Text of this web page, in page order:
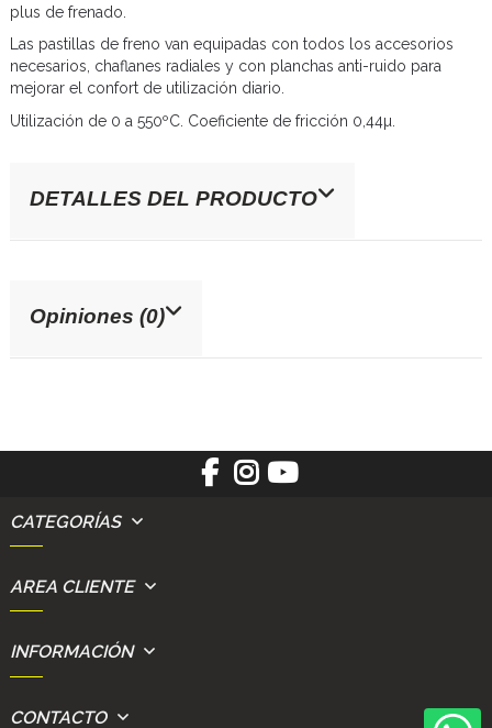
plus de frenado.
Las pastillas de freno van equipadas con todos los accesorios
necesarios, chaflanes radiales y con planchas anti-ruido para
mejorar el confort de utilización diario.
Utilización de 0 a 550ºC. Coeficiente de fricción 0,44µ.
DETALLES DEL PRODUCTO
Opiniones (0)
CATEGORÍAS
AREA CLIENTE
INFORMACIÓN
CONTACTO